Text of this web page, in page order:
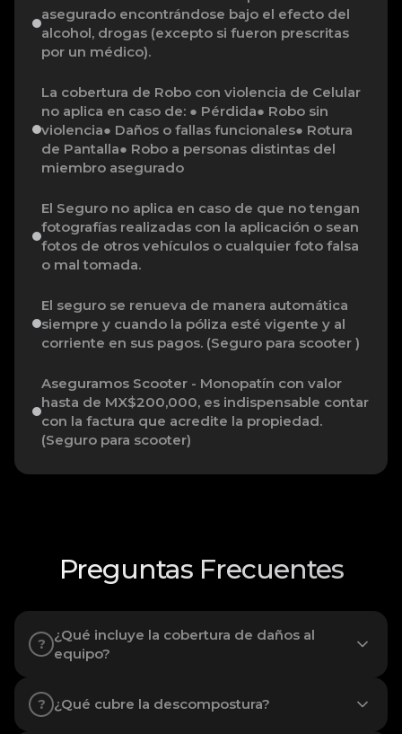
asegurado encontrándose bajo el efecto del
alcohol, drogas (excepto si fueron prescritas
por un médico).
La cobertura de Robo con violencia de Celular
no aplica en caso de: ● Pérdida● Robo sin
violencia● Daños o fallas funcionales● Rotura
de Pantalla● Robo a personas distintas del
miembro asegurado
El Seguro no aplica en caso de que no tengan
fotografías realizadas con la aplicación o sean
fotos de otros vehículos o cualquier foto falsa
o mal tomada.
El seguro se renueva de manera automática
siempre y cuando la póliza esté vigente y al
corriente en sus pagos. (Seguro para scooter )
Aseguramos Scooter - Monopatín con valor
hasta de MX$200,000, es indispensable contar
con la factura que acredite la propiedad.
(Seguro para scooter)
Preguntas Frecuentes
?
¿Qué incluye la cobertura de daños al
equipo?
? ¿Qué cubre la descompostura?